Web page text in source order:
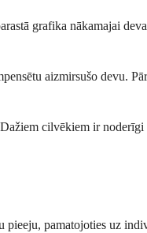
grafika nākamajai
aizmirsušo devu.
cilvēkiem ir
pamatojoties uz